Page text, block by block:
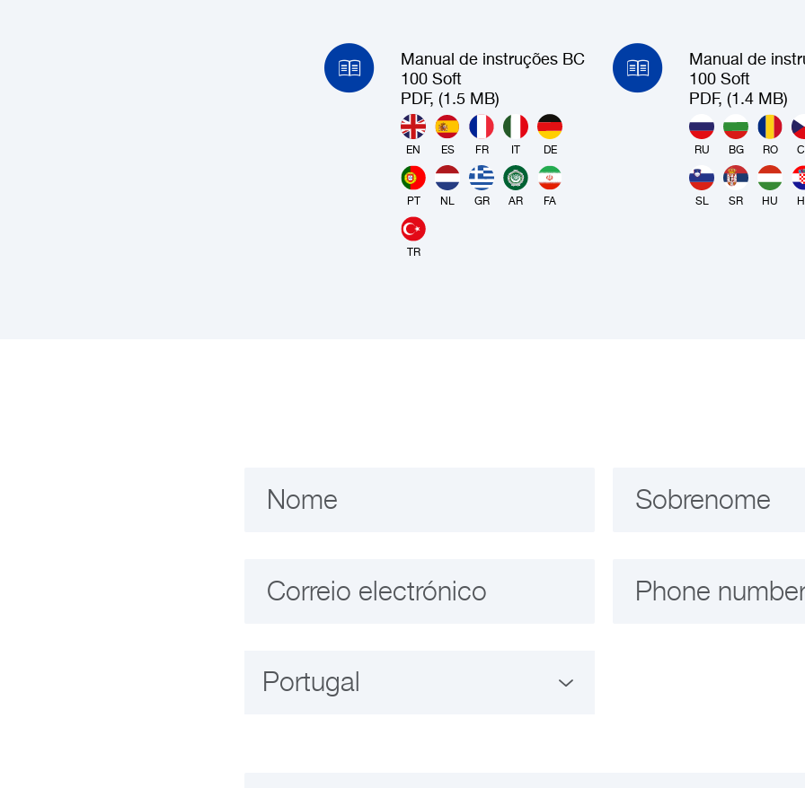
Manual de instruções BC
100 Soft
PDF, (1.5 MB)
EN ES FR DE
PT NL GR AR FA
TR
Manual de
100 Soft
PDF, (1.4 MB)
RU BG RO
SL SR HU
Nome Sobrenome
Correio electrónico Phone